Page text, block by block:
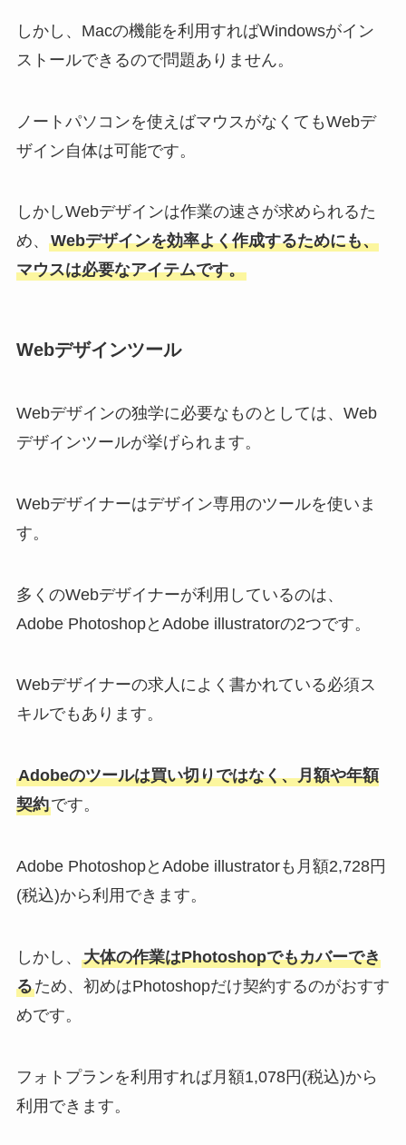
しかし、Macの機能を利用すればWindowsがイン
ストールできるので問題ありません。
ノートパソコンを使えばマウスがなくてもWebデ
ザイン自体は可能です。
しかしWebデザインは作業の速さが求められるた
め、 Webデザインを効率よく作成するためにも、
マウスは必要なアイテムです。
Webデザインツール
Webデザインの独学に必要なものとしては、Web
デザインツールが挙げられます。
Webデザイナーはデザイン専用のツールを使いま
す。
多くのWebデザイナーが利用しているのは、
Adobe PhotoshopとAdobe illustratorの2つです。
Webデザイナーの求人によく書かれている必須ス
キルでもあります。
Adobeのツールは買い切りではなく、月額や年額
契約です。
Adobe PhotoshopとAdobe illustratorも月額2,728円
(税込)から利用できます。
しかし、 大体の作業はPhotoshopでもカバーでき
るため、初めはPhotoshopだけ契約するのがおすす
めです。
フォトプランを利用すれば月額1,078円(税込)から
利用できます。